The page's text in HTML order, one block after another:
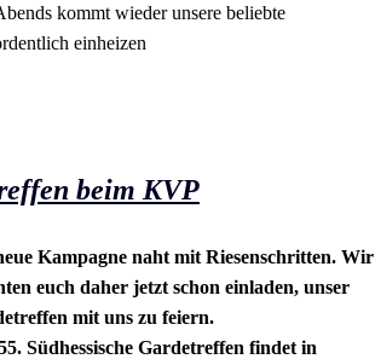
kommt wieder unsere beliebte
einheizen
beim KVP
Kampagne naht mit Riesenschritten. Wir
euch daher jetzt schon einladen, unser
mit uns zu feiern.
Südhessische Gardetreffen findet in